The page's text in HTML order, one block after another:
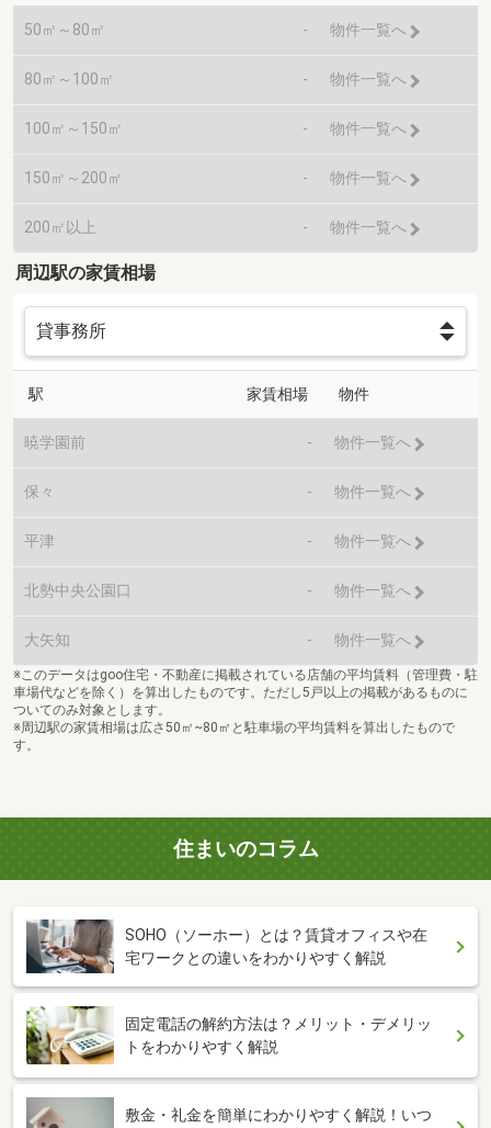
50㎡～80㎡ - 物件一覧へ
80㎡～100㎡ - 物件一覧へ
100㎡～150㎡ - 物件一覧へ
150㎡～200㎡ - 物件一覧へ
200㎡以上 - 物件一覧へ
周辺駅の家賃相場
駅 家賃相場 物件
暁学園前 - 物件一覧へ
保々 - 物件一覧へ
平津 - 物件一覧へ
北勢中央公園口 - 物件一覧へ
大矢知 - 物件一覧へ
※このデータはgoo住宅・不動産に掲載されている店舗の平均賃料（管理費・駐
車場代などを除く）を算出したものです。ただし5戸以上の掲載があるものに
ついてのみ対象とします。
※周辺駅の家賃相場は広さ50㎡~80㎡と駐車場の平均賃料を算出したもので
す。
住まいのコラム
SOHO（ソーホー）とは？賃貸オフィスや在
宅ワークとの違いをわかりやすく解説
固定電話の解約方法は？メリット・デメリッ
トをわかりやすく解説
敷金・礼金を簡単にわかりやすく解説！いつ